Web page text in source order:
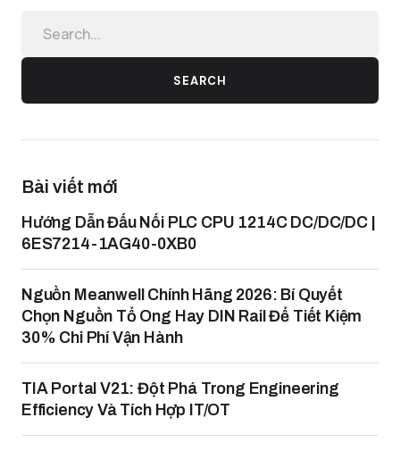
SEARCH
Bài viết mới
Hướng Dẫn Đấu Nối PLC CPU 1214C DC/DC/DC |
6ES7214-1AG40-0XB0
Nguồn Meanwell Chính Hãng 2026: Bí Quyết
Chọn Nguồn Tổ Ong Hay DIN Rail Để Tiết Kiệm
30% Chi Phí Vận Hành
TIA Portal V21: Đột Phá Trong Engineering
Efficiency Và Tích Hợp IT/OT